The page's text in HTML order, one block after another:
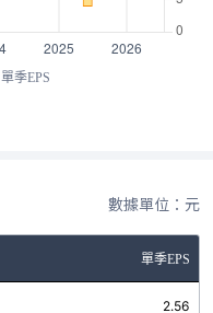
單季EPS
數據單位：元
單季EPS
2.56